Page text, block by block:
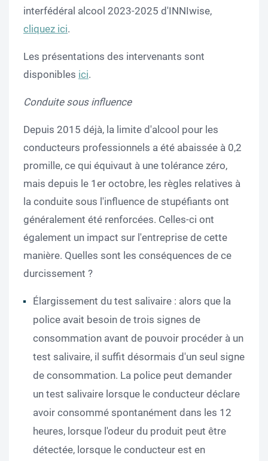
interfédéral alcool 2023-2025 d'INNIwise,
cliquez ici.
Les présentations des intervenants sont
disponibles ici.
Conduite sous influence
Depuis 2015 déjà, la limite d'alcool pour les
conducteurs professionnels a été abaissée à 0,2
promille, ce qui équivaut à une tolérance zéro,
mais depuis le 1er octobre, les règles relatives à
la conduite sous l'influence de stupéfiants ont
généralement été renforcées. Celles-ci ont
également un impact sur l'entreprise de cette
manière. Quelles sont les conséquences de ce
durcissement ?
Élargissement du test salivaire : alors que la
police avait besoin de trois signes de
consommation avant de pouvoir procéder à un
test salivaire, il suffit désormais d'un seul signe
de consommation. La police peut demander
un test salivaire lorsque le conducteur déclare
avoir consommé spontanément dans les 12
heures, lorsque l'odeur du produit peut être
détectée, lorsque le conducteur est en